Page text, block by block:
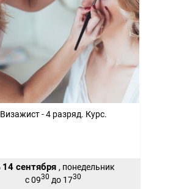
Визажист - 4 разряд. Курс.
14 сентября , понедельник
с 0930 до 1730